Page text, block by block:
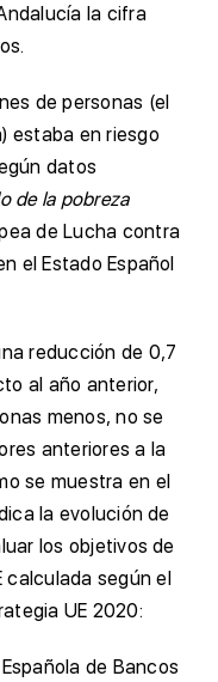
la cifra
de personas (el
estaba en riesgo
datos
de la pobreza
de Lucha contra
el Estado Español
reducción de 0,7
al año anterior,
menos, no se
anteriores a la
se muestra en el
la evolución de
los objetivos de
calculada según el
UE 2020:
de Bancos